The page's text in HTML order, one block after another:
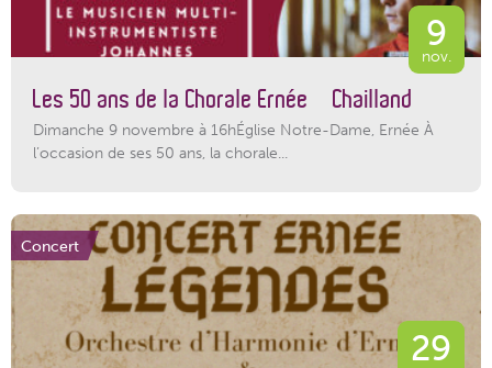
9
nov.
Les 50 ans de la Chorale Ernée – Chailland
Dimanche 9 novembre à 16hÉglise Notre-Dame, Ernée À
l’occasion de ses 50 ans, la chorale...
Concert
29